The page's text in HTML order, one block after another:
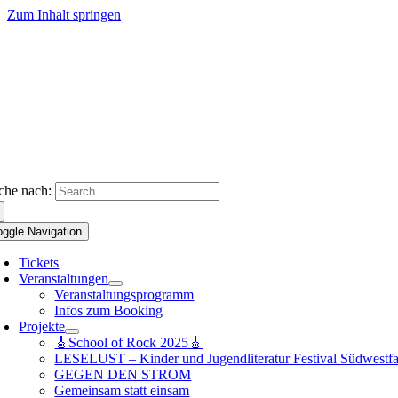
Zum Inhalt springen
nach:
Navigation
Tickets
Veranstaltungen
Veranstaltungsprogramm
Infos zum Booking
Projekte
🎸School of Rock 2025🎸
LESELUST – Kinder und Jugendliteratur Festival
GEGEN DEN STROM
Gemeinsam statt einsam